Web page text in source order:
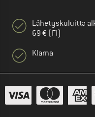
Lähetyskuluitta
69 € (FI)
Klarna